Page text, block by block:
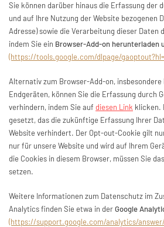
Sie können darüber hinaus die Erfassung der
und auf Ihre Nutzung der Website bezogenen
Adresse) sowie die Verarbeitung dieser Daten
indem Sie ein Browser-Add-on herunterladen
(https://tools.google.com/dlpage/
Alternativ zum Browser-Add-on,
Endgeräten, können Sie die Erfassung durch
verhindern, indem Sie auf diesen Link klicken.
gesetzt, das die zukünftige Erfassung Ihrer
Website verhindert. Der Opt-out-Cookie gilt
nur für unsere Website und wird auf Ihrem
die Cookies in diesem Browser, müssen Sie
setzen.
Weitere Informationen zum Datenschutz im
Analytics finden Sie etwa in derGoogle
(https://support.google.com/analytics/